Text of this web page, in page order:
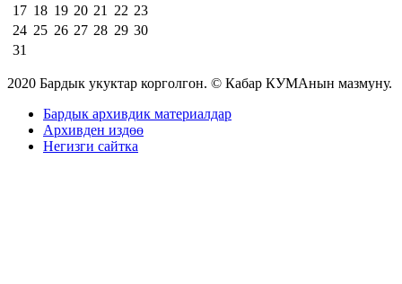
17 18 19 20 21 22 23
24 25 26 27 28 29 30
31
2020 Бардык укуктар корголгон. © Кабар КУМАнын мазмуну.
Бардык архивдик материалдар
Архивден издөө
Негизги сайтка